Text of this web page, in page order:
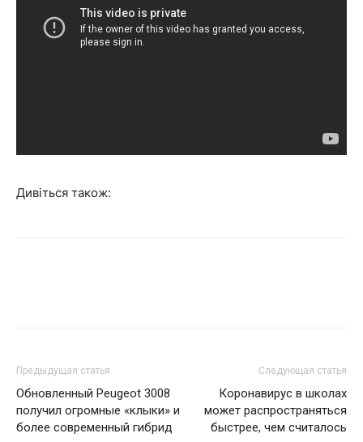
Дивіться також:
Предыдущая статья
Обновленный Peugeot 3008
получил огромные «клыки» и
более современный гибрид
Следующая статья
Коронавирус в школах
может распространяться
быстрее, чем считалось